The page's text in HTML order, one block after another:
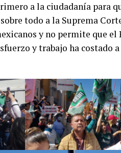
a la ciudadanía para
todo a la Suprema
y no permite que el
y trabajo ha costado